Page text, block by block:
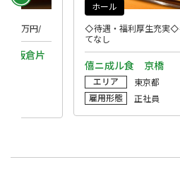
／飯倉片
40万円/
僖ニ成ル食 京橋
◇待遇・福利厚生充実◇
てなし
ホール
エリア
東京都
雇用形態
正社員